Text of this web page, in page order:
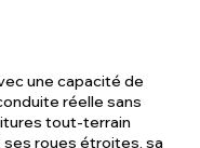
une capacité de
réelle sans
tout-terrain
ses roues étroites, sa